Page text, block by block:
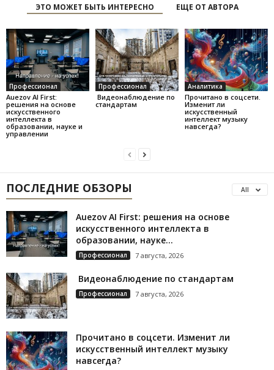
ЭТО МОЖЕТ БЫТЬ ИНТЕРЕСНО ЕЩЕ ОТ АВТОРА
Профессионал
Auezov AI First:
решения на основе
искусственного
интеллекта в
образовании, науке и
управлении
Профессионал
Видеонаблюдение по
стандартам
Аналитика
Прочитано в соцсети.
Изменит ли
искусственный
интеллект музыку
навсегда?
ПОСЛЕДНИЕ ОБЗОРЫ All
Auezov AI First: решения на основе
искусственного интеллекта в
образовании, науке...
Профессионал 7 августа, 2026
Видеонаблюдение по стандартам
Профессионал 7 августа, 2026
Прочитано в соцсети. Изменит ли
искусственный интеллект музыку
навсегда?